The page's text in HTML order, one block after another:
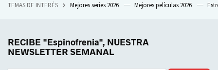
TEMAS DE INTERÉS Mejores series 2026 Mejores películas 2026
RECIBE "Espinofrenia", NUESTRA
NEWSLETTER SEMANAL